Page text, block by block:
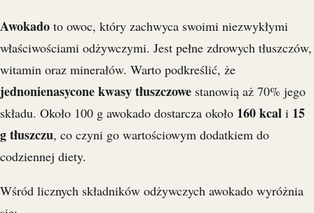
Awokado to owoc, który zachwyca swoimi niezwykłymi
właściwościami odżywczymi. Jest pełne zdrowych tłuszczów,
witamin oraz minerałów. Warto podkreślić, że
jednonienasycone kwasy tłuszczowe stanowią aż 70% jego
składu. Około 100 g awokado dostarcza około 160 kcal i 15
g tłuszczu, co czyni go wartościowym dodatkiem do
codziennej diety.
Wśród licznych składników odżywczych awokado wyróżnia